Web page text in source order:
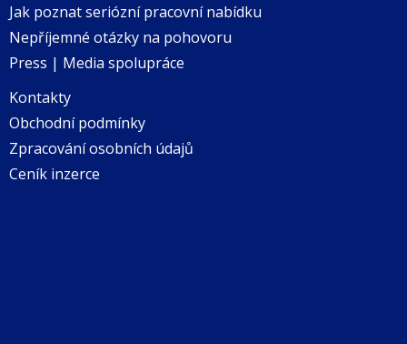
Jak poznat seriózní pracovní nabídku
Nepříjemné otázky na pohovoru
Press | Media spolupráce
Kontakty
Obchodní podmínky
Zpracování osobních údajů
Ceník inzerce